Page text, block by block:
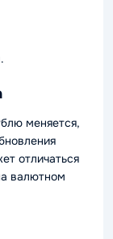
меняется,
отличаться
валютном